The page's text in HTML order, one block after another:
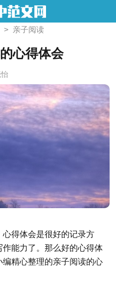
> 亲子阅读
心得体会
得体会是很好的记录方
能力了。那么好的心得体
精心整理的亲子阅读的心